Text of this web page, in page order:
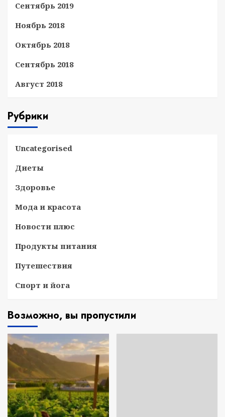
Сентябрь 2019
Ноябрь 2018
Октябрь 2018
Сентябрь 2018
Август 2018
Рубрики
Uncategorised
Диеты
Здоровье
Мода и красота
Новости плюс
Продукты питания
Путешествия
Спорт и йога
Возможно, вы пропустили